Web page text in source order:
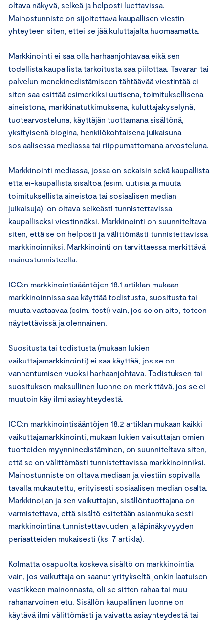
oltava näkyvä, selkeä ja helposti luettavissa.
Mainostunniste on sijoitettava kaupallisen viestin
yhteyteen siten, ettei se jää kuluttajalta huomaamatta.
Markkinointi ei saa olla harhaanjohtavaa eikä sen
todellista kaupallista tarkoitusta saa piilottaa. Tavaran tai
palvelun menekinedistämiseen tähtäävää viestintää ei
siten saa esittää esimerkiksi uutisena, toimituksellisena
aineistona, markkinatutkimuksena, kuluttajakyselynä,
tuotearvosteluna, käyttäjän tuottamana sisältönä,
yksityisenä blogina, henkilökohtaisena julkaisuna
sosiaalisessa mediassa tai riippumattomana arvosteluna.
Markkinointi mediassa, jossa on sekaisin sekä kaupallista
että ei-kaupallista sisältöä (esim. uutisia ja muuta
toimituksellista aineistoa tai sosiaalisen median
julkaisuja), on oltava selkeästi tunnistettavissa
kaupalliseksi viestinnäksi. Markkinointi on suunniteltava
siten, että se on helposti ja välittömästi tunnistettavissa
markkinoinniksi. Markkinointi on tarvittaessa merkittävä
mainostunnisteella.
ICC:n markkinointisääntöjen 18.1 artiklan mukaan
markkinoinnissa saa käyttää todistusta, suositusta tai
muuta vastaavaa (esim. testi) vain, jos se on aito, toteen
näytettävissä ja olennainen.
Suositusta tai todistusta (mukaan lukien
vaikuttajamarkkinointi) ei saa käyttää, jos se on
vanhentumisen vuoksi harhaanjohtava. Todistuksen tai
suosituksen maksullinen luonne on merkittävä, jos se ei
muutoin käy ilmi asiayhteydestä.
ICC:n markkinointisääntöjen 18.2 artiklan mukaan kaikki
vaikuttajamarkkinointi, mukaan lukien vaikuttajan omien
tuotteiden myynninedistäminen, on suunniteltava siten,
että se on välittömästi tunnistettavissa markkinoinniksi.
Mainostunniste on oltava mediaan ja viestiin sopivalla
tavalla mukautettu, erityisesti sosiaalisen median osalta.
Markkinoijan ja sen vaikuttajan, sisällöntuottajana on
varmistettava, että sisältö esitetään asianmukaisesti
markkinointina tunnistettavuuden ja läpinäkyvyyden
periaatteiden mukaisesti (ks. 7 artikla).
Kolmatta osapuolta koskeva sisältö on markkinointia
vain, jos vaikuttaja on saanut yritykseltä jonkin laatuisen
vastikkeen mainonnasta, oli se sitten rahaa tai muu
rahanarvoinen etu. Sisällön kaupallinen luonne on
käytävä ilmi välittömästi ja vaivatta asiayhteydestä tai